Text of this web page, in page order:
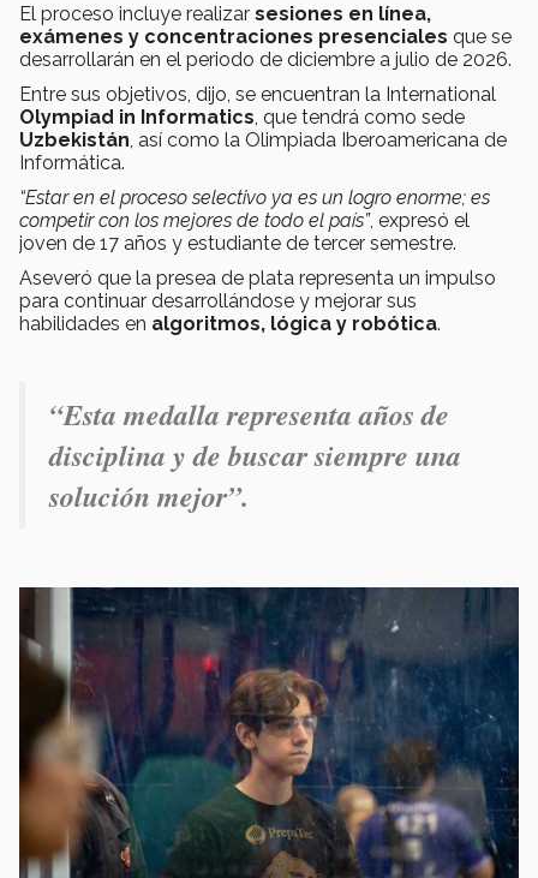
El proceso incluye realizar sesiones en línea,
exámenes y concentraciones presenciales que se
desarrollarán en el periodo de diciembre a julio de 2026.
Entre sus objetivos, dijo, se encuentran la International
Olympiad in Informatics , que tendrá como sede
Uzbekistán , así como la Olimpiada Iberoamericana de
Informática.
“Estar en el proceso selectivo ya es un logro enorme; es
competir con los mejores de todo el país”, expresó el
joven de 17 años y estudiante de tercer semestre.
Aseveró que la presea de plata representa un impulso
para continuar desarrollándose y mejorar sus
habilidades en algoritmos, lógica y robótica.
“Esta medalla representa años de
disciplina y de buscar siempre una
solución mejor”.